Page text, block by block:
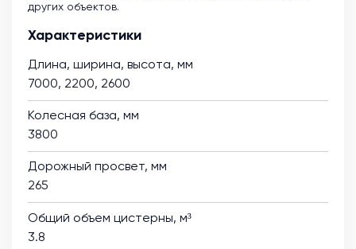
других объектов.
Характеристики
Длина, ширина, высота, мм
7000, 2200, 2600
Колесная база, мм
3800
Дорожный просвет, мм
265
Общий объем цистерны, м³
3.8